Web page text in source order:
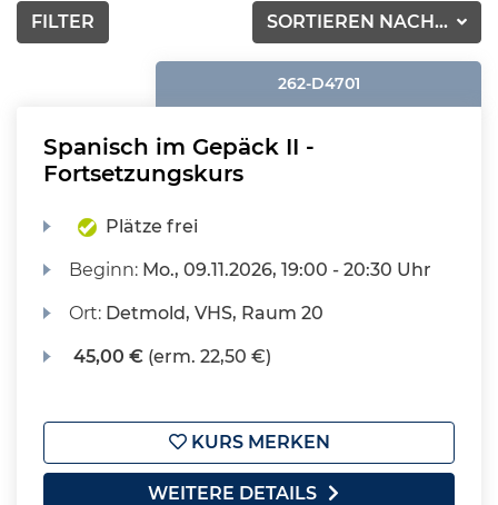
SORTIEREN NACH...
FILTER
262-D4701
Spanisch im Gepäck II -
Fortsetzungskurs
Plätze frei
Beginn: Mo., 09.11.2026, 19:00 - 20:30 Uhr
Ort: Detmold, VHS, Raum 20
45,00 € (erm. 22,50 €)
KURS MERKEN
WEITERE DETAILS